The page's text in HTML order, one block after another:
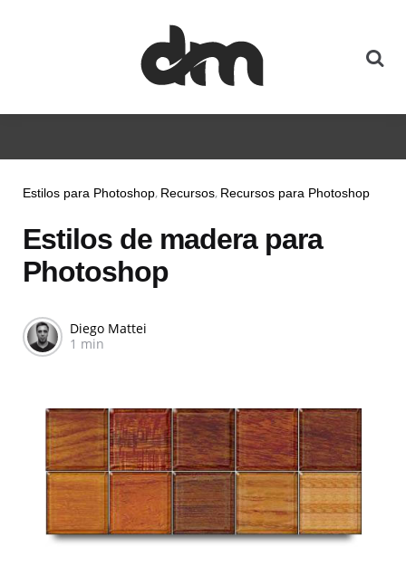
Estilos para Photoshop Recursos Recursos para Photoshop
Estilos de madera para
Photoshop
Diego Mattei
1 min